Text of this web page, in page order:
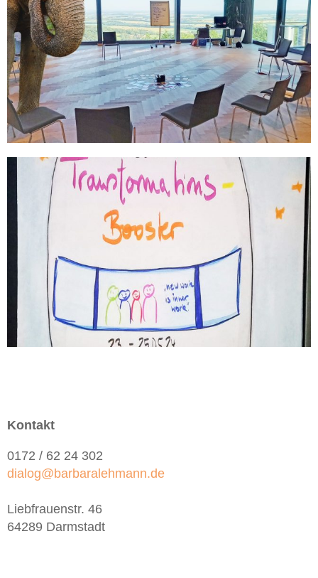
Kontakt
0172 / 62 24 302
dialog@barbaralehmann.de
Liebfrauenstr. 46
64289 Darmstadt